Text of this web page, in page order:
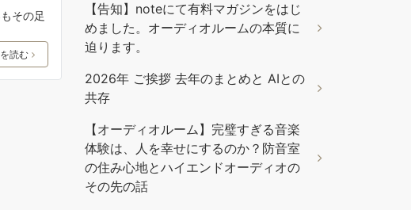
その足
読む
【告知】noteにて有料マガジンをはじ
めました。オーディオルームの本質に
迫ります。
2026年 ご挨拶 去年のまとめと AIとの
共存
【オーディオルーム】完璧すぎる音楽
体験は、人を幸せにするのか？防音室
の住み心地とハイエンドオーディオの
その先の話